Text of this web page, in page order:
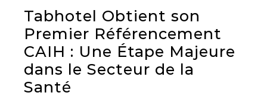
Healthcare
Products
HOSPITALITY
Online Check-in
Who are we
Tabhotel
Tabhotel Obtient son
Premier Référencement
CAIH : Une Étape Majeure
dans le Secteur de la
Santé